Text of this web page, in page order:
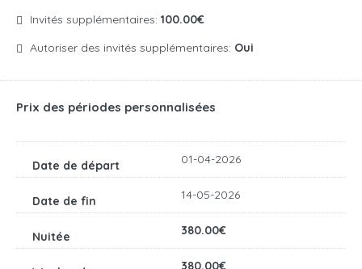
Invités supplémentaires: 100.00€
Autoriser des invités supplémentaires: Oui
Prix des périodes personnalisées
01-04-2026
14-05-2026
380.00€